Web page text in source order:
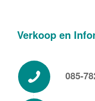
Verkoop en
085-